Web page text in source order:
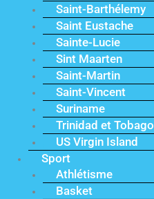
Saint-Barthélemy
Saint Eustache
Sainte-Lucie
Sint Maarten
Saint-Martin
Saint-Vincent
Suriname
Trinidad et Tobago
US Virgin Island
Sport
Athlétisme
Basket